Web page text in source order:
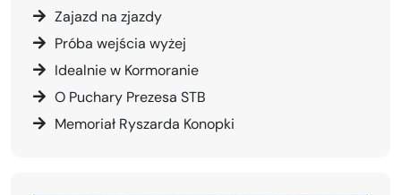
Zajazd na zjazdy
Próba wejścia wyżej
Idealnie w Kormoranie
O Puchary Prezesa STB
Memoriał Ryszarda Konopki